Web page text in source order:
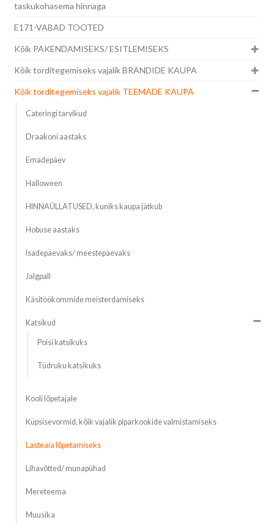
taskukohasema hinnaga
E171-VABAD TOOTED
Kõik PAKENDAMISEKS/ ESITLEMISEKS
Kõik torditegemiseks vajalik BRÄNDIDE KAUPA
Kõik torditegemiseks vajalik TEEMADE KAUPA
Cateringi tarvikud
Draakoni aastaks
Emadepäev
Halloween
HINNAÜLLATUSED, kuniks kaupa jätkub
Hobuse aastaks
Isadepäevaks/ meestepäevaks
Jalgpall
Käsitöökommide meisterdamiseks
Katsikud
Poisi katsikuks
Tüdruku katsikuks
Kooli lõpetajale
Küpsisevormid, kõik vajalik piparkookide valmistamiseks
Lasteaia lõpetamiseks
Lihavõtted/ munapühad
Mereteema
Muusika